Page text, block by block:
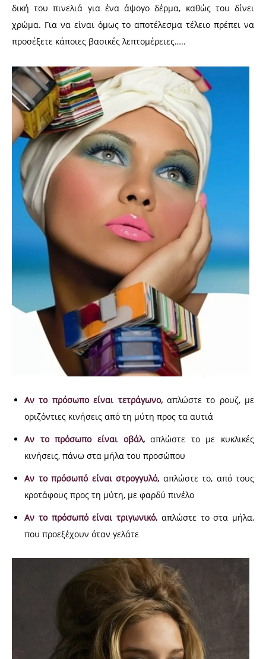
δική του πινελιά για ένα άψογο δέρμα, καθώς του δίνει
χρώμα. Για να είναι όμως το αποτέλεσμα τέλειο πρέπει να
προσέξετε κάποιες βασικές λεπτομέρειες…..
Αν το πρόσωπο είναι τετράγωνο,απλώστε το ρουζ, με
οριζόντιες κινήσεις από τη μύτη προς τα αυτιά
Αν το πρόσωπο είναι οβάλ,απλώστε το με κυκλικές
κινήσεις, πάνω στα μήλα του προσώπου
Αν το πρόσωπό είναι στρογγυλό, απλώστε το, από τους
κροτάφους προς τη μύτη, με φαρδύ πινέλο
Αν το πρόσωπό είναι τριγωνικό, απλώστε το στα μήλα,
που προεξέχουν όταν γελάτε